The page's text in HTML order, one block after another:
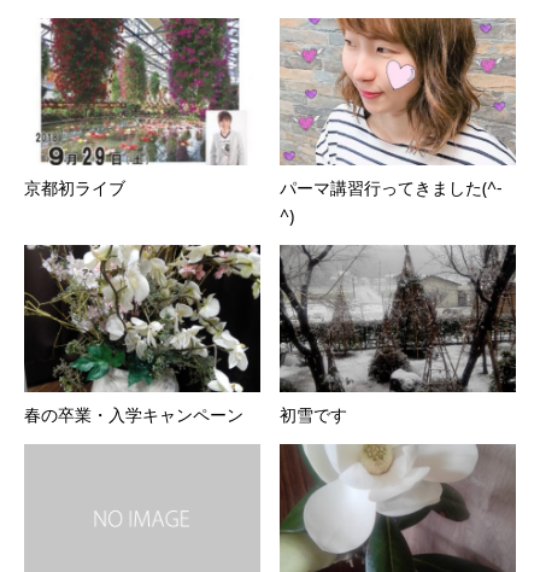
京都初ライブ
パーマ講習行ってきました(^-
^)
春の卒業・入学キャンペーン 初雪です